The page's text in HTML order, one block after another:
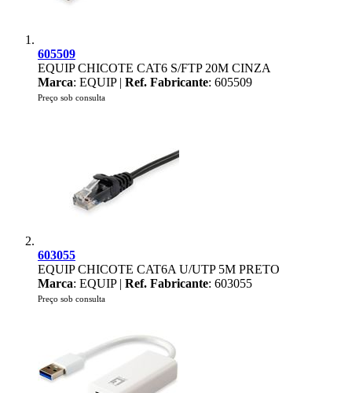
605509
EQUIP CHICOTE CAT6 S/FTP 20M CINZA
Marca: EQUIP | Ref. Fabricante: 605509
Preço sob consulta
603055
EQUIP CHICOTE CAT6A U/UTP 5M PRETO
Marca: EQUIP | Ref. Fabricante: 603055
Preço sob consulta